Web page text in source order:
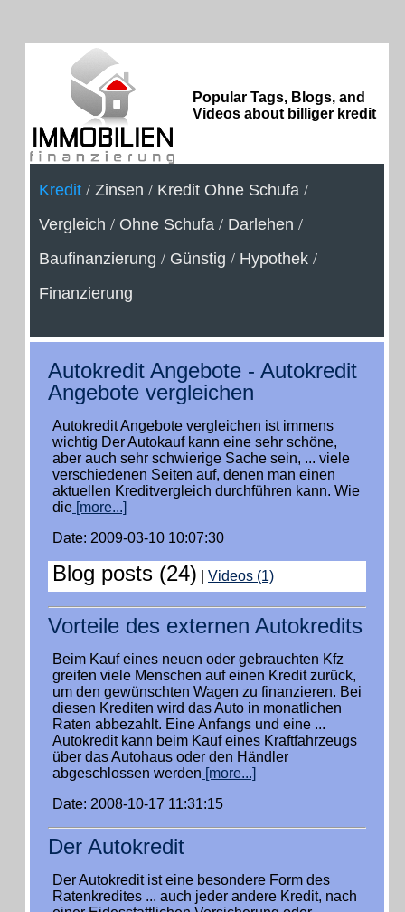
Popular Tags, Blogs, and
Videos about billiger kredit
Kredit / Zinsen / Kredit Ohne Schufa /
Vergleich / Ohne Schufa / Darlehen /
Baufinanzierung / Günstig / Hypothek /
Finanzierung
Autokredit Angebote - Autokredit
Angebote vergleichen
Autokredit Angebote vergleichen ist immens
wichtig Der Autokauf kann eine sehr schöne,
aber auch sehr schwierige Sache sein, ... viele
verschiedenen Seiten auf, denen man einen
aktuellen Kreditvergleich durchführen kann. Wie
die [more...]
Date: 2009-03-10 10:07:30
Blog posts (24) Videos (1)
Vorteile des externen Autokredits
Beim Kauf eines neuen oder gebrauchten Kfz
greifen viele Menschen auf einen Kredit zurück,
um den gewünschten Wagen zu finanzieren. Bei
diesen Krediten wird das Auto in monatlichen
Raten abbezahlt. Eine Anfangs und eine ...
Autokredit kann beim Kauf eines Kraftfahrzeugs
über das Autohaus oder den Händler
abgeschlossen werden [more...]
Date: 2008-10-17 11:31:15
Der Autokredit
Der Autokredit ist eine besondere Form des
Ratenkredites ... auch jeder andere Kredit, nach